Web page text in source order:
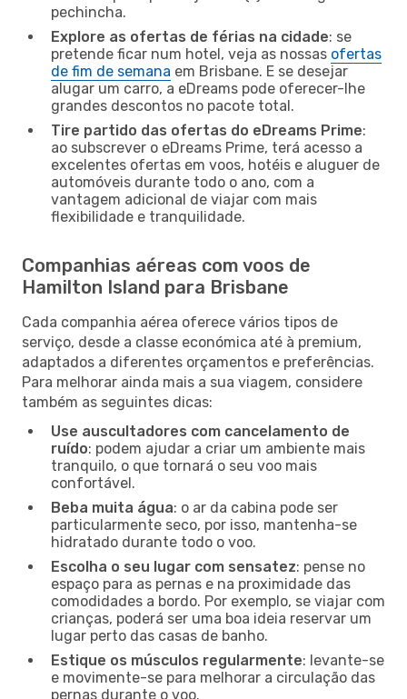
pechincha.
Explore as ofertas de férias na cidade: se
pretende ficar num hotel, veja as nossas ofertas
de fim de semana em Brisbane. E se desejar
alugar um carro, a eDreams pode oferecer-lhe
grandes descontos no pacote total.
Tire partido das ofertas do eDreams Prime:
ao subscrever o eDreams Prime, terá acesso a
excelentes ofertas em voos, hotéis e aluguer de
automóveis durante todo o ano, com a
vantagem adicional de viajar com mais
flexibilidade e tranquilidade.
Companhias aéreas com voos de
Hamilton Island para Brisbane
Cada companhia aérea oferece vários tipos de
serviço, desde a classe económica até à premium,
adaptados a diferentes orçamentos e preferências.
Para melhorar ainda mais a sua viagem, considere
também as seguintes dicas:
Use auscultadores com cancelamento de
ruído: podem ajudar a criar um ambiente mais
tranquilo, o que tornará o seu voo mais
confortável.
Beba muita água: o ar da cabina pode ser
particularmente seco, por isso, mantenha-se
hidratado durante todo o voo.
Escolha o seu lugar com sensatez: pense no
espaço para as pernas e na proximidade das
comodidades a bordo. Por exemplo, se viajar com
crianças, poderá ser uma boa ideia reservar um
lugar perto das casas de banho.
Estique os músculos regularmente: levante-se
e movimente-se para melhorar a circulação das
pernas durante o voo.